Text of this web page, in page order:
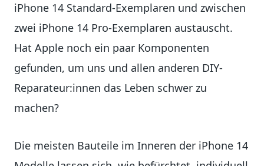
iPhone 14 Standard-Exemplaren und zwischen
zwei iPhone 14 Pro-Exemplaren austauscht.
Hat Apple noch ein paar Komponenten
gefunden, um uns und allen anderen DIY-
Reparateur:innen das Leben schwer zu
machen?
Die meisten Bauteile im Inneren der iPhone 14